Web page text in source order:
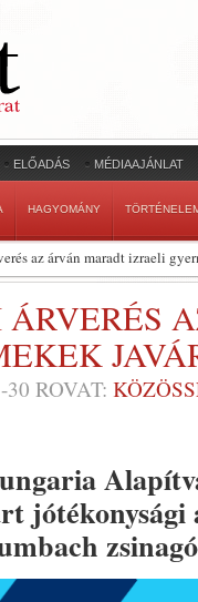
ELŐADÁS MÉDIAAJÁNLAT
HAGYOMÁNY
az árván maradt izraeli
ÁRVERÉS
30 ROVAT: